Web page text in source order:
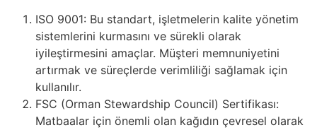
ISO 9001: Bu standart, işletmelerin kalite yönetim
sistemlerini kurmasını ve sürekli olarak
iyileştirmesini amaçlar. Müşteri memnuniyetini
artırmak ve süreçlerde verimliliği sağlamak için
kullanılır.
FSC (Orman Stewardship Council) Sertifikası:
Matbaalar için önemli olan kağıdın çevresel olarak